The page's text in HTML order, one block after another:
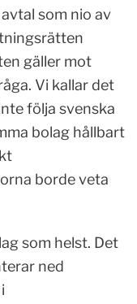
som nio av
gäller mot
Vi kallar det
följa svenska
bolag hållbart
borde veta
som helst. Det
ned